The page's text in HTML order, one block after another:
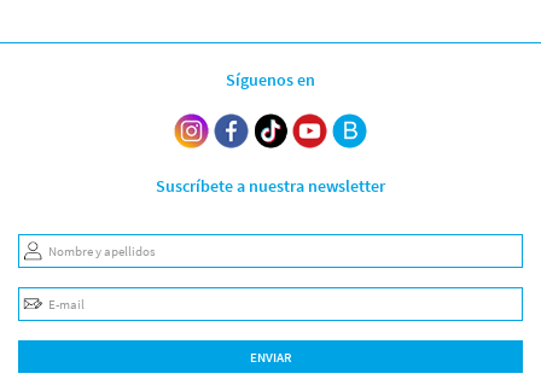
Síguenos en
Suscríbete a nuestra newsletter
Nombre y apellidos
E-mail
ENVIAR